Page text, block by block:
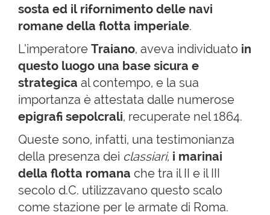
sosta ed il rifornimento delle navi
romane della flotta imperiale.
L’imperatore Traiano, aveva individuato in
questo luogo una base sicura e
strategica al contempo, e la sua
importanza è attestata dalle numerose
epigrafi sepolcrali, recuperate nel 1864.
Queste sono, infatti, una testimonianza
della presenza dei classiari, i marinai
della flotta romana che tra il II e il III
secolo d.C. utilizzavano questo scalo
come stazione per le armate di Roma.